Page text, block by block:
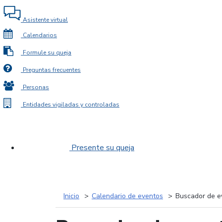
Asistente virtual
Calendarios
Formule su queja
Preguntas frecuentes
Personas
Entidades vigiladas y controladas
Presente su queja
Inicio Calendario de eventos Buscador de